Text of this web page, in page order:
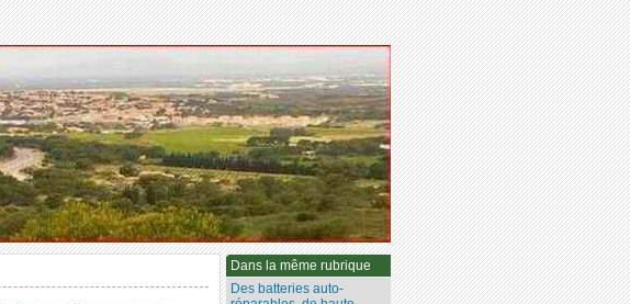
Dans la même rubrique
Des batteries auto-